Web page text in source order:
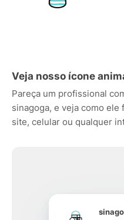
Veja nosso ícone
Pareça um profissional
sinagoga, e veja como
site, celular ou qualquer